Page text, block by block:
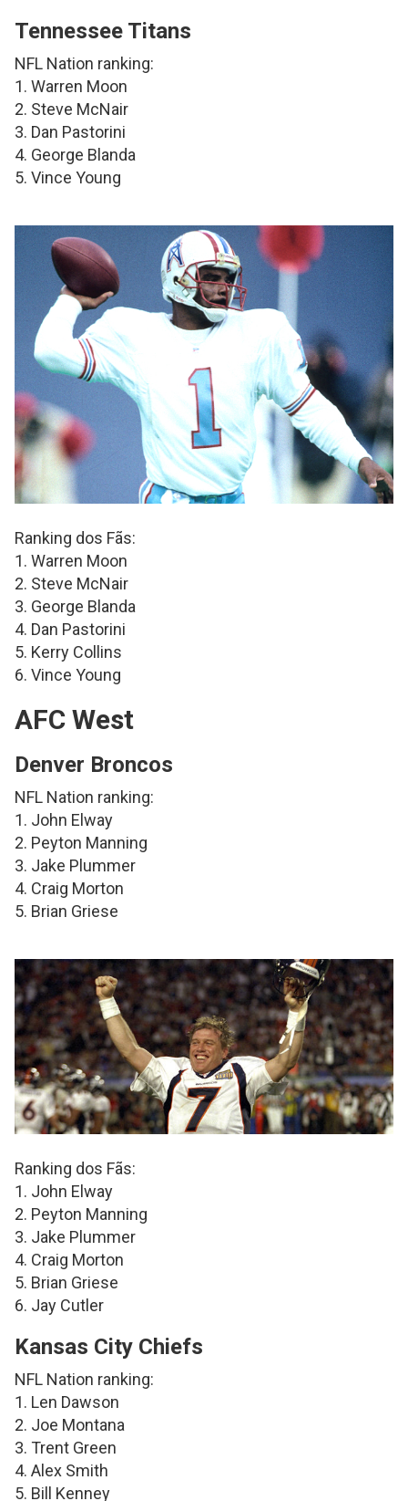
Tennessee Titans
NFL Nation ranking:
1. Warren Moon
2. Steve McNair
3. Dan Pastorini
4. George Blanda
5. Vince Young
Ranking dos Fãs:
1. Warren Moon
2. Steve McNair
3. George Blanda
4. Dan Pastorini
5. Kerry Collins
6. Vince Young
AFC West
Denver Broncos
NFL Nation ranking:
1. John Elway
2. Peyton Manning
3. Jake Plummer
4. Craig Morton
5. Brian Griese
Ranking dos Fãs:
1. John Elway
2. Peyton Manning
3. Jake Plummer
4. Craig Morton
5. Brian Griese
6. Jay Cutler
Kansas City Chiefs
NFL Nation ranking:
1. Len Dawson
2. Joe Montana
3. Trent Green
4. Alex Smith
5. Bill Kenney